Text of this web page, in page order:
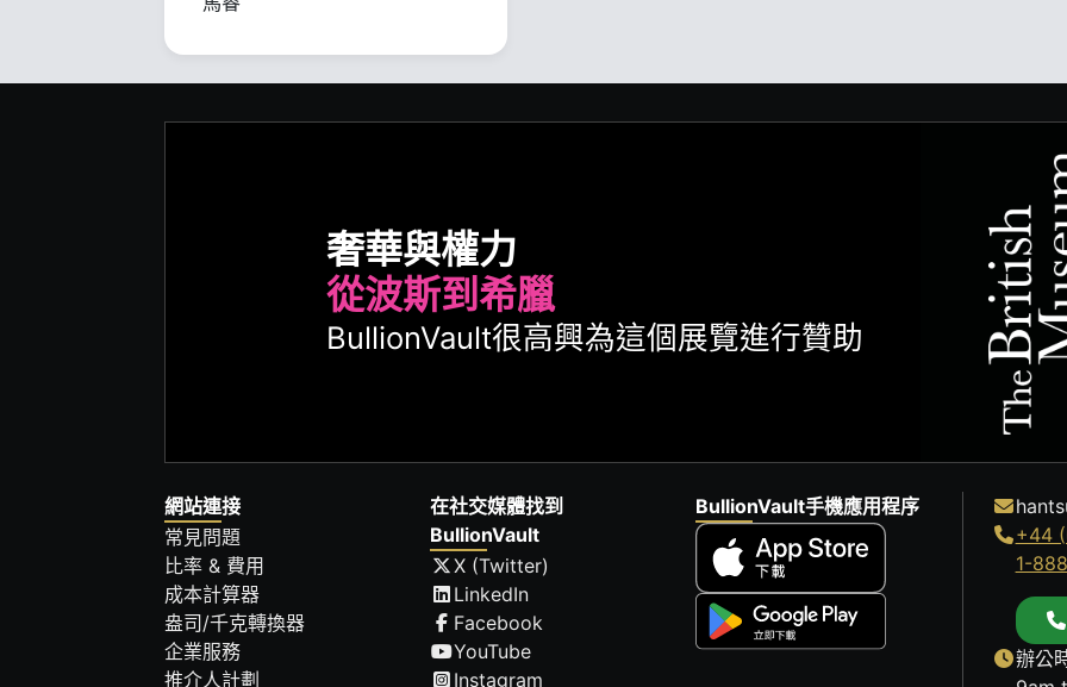
奢華與權力
從波斯到希臘
BullionVault很高興為這個展覽進行贊助
網站連接
常見問題
比率 & 費用
成本計算器
盎司/千克轉換器
企業服務
推介人計劃
在社交媒體找到
BullionVault
X (Twitter)
LinkedIn
Facebook
YouTube
Instagram
BullionVault手機應用程序
+44
1-
辦公